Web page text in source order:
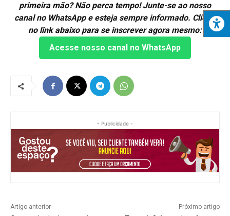
primeira mão? Não perca tempo! Junte-se ao nosso
canal no WhatsApp e esteja sempre informado. Clique
no link abaixo para se inscrever agora mesmo:
Acesse nosso canal no WhatsApp
- Publicidade -
Artigo anterior Próximo artigo